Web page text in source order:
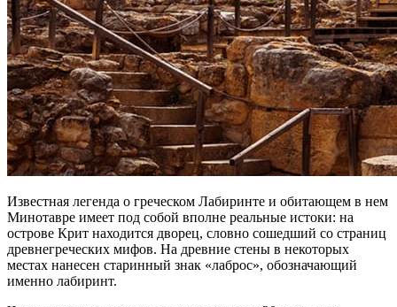
Известная легенда о греческом Лабиринте и обитающем в нем
Минотавре имеет под собой вполне реальные истоки: на
острове Крит находится дворец, словно сошедший со страниц
древнегреческих мифов. На древние стены в некоторых
местах нанесен старинный знак «лаброс», обозначающий
именно лабиринт.